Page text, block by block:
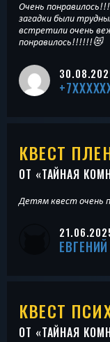
Очень
загадки были
встретили очень
понравилось!!!!!!😻
КВЕСТ
ОТ «ТАЙНАЯ
Детям квест очень
ЕВГЕНИЙ
КВЕСТ
ОТ «ТАЙНАЯ